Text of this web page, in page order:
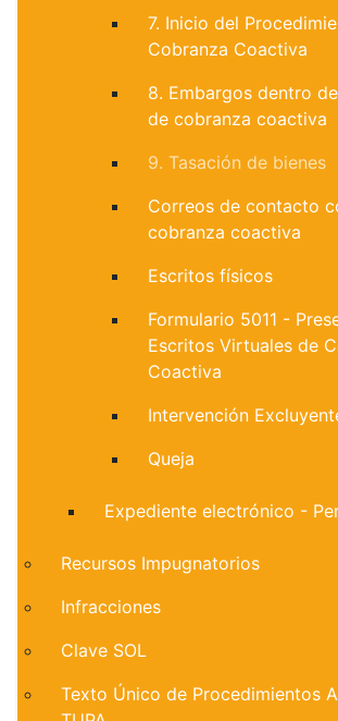
7. Inicio del
Cobranza Coactiva
8. Embargos dentro
de cobranza coactiva
9. Tasación de bienes
Correos de contacto
cobranza coactiva
Escritos físicos
Formulario 5011 -
Escritos Virtuales de
Coactiva
Intervención
Queja
Expediente electrónico -
Recursos Impugnatorios
Infracciones
Clave SOL
Texto Único de Procedimientos